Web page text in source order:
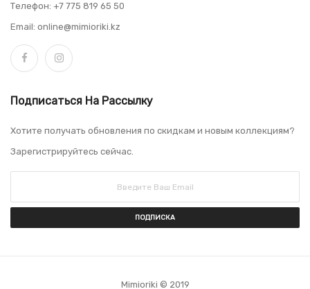
Телефон: +7 775 819 65 50
Email: online@mimioriki.kz
Подписаться На Рассылку
Хотите получать обновления по скидкам и новым коллекциям?
Зарегистрируйтесь сейчас.
ПОДПИСКА
Mimioriki © 2019